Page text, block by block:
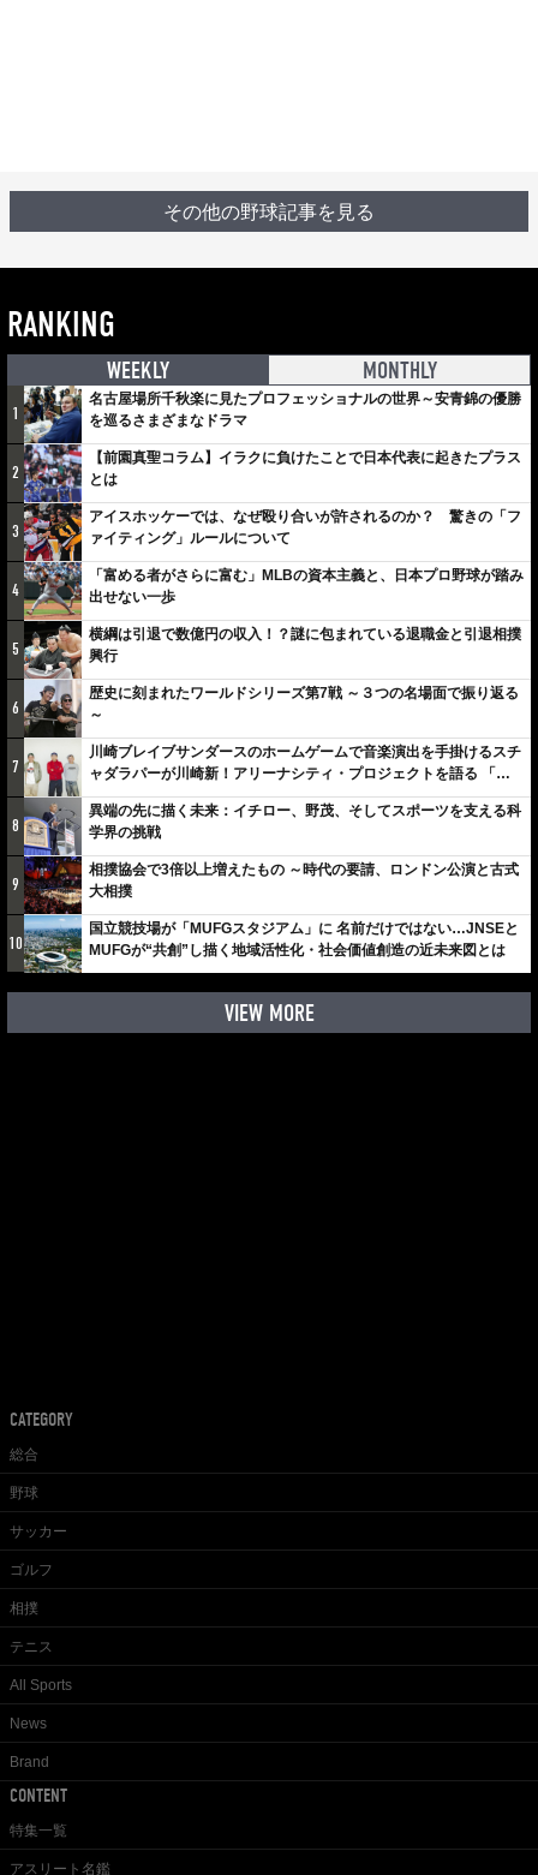
その他の野球記事を見る
RANKING
WEEKLY MONTHLY
1
名古屋場所千秋楽に見たプロフェッショナルの世界～安青錦の優勝
を巡るさまざまなドラマ
2
【前園真聖コラム】イラクに負けたことで日本代表に起きたプラス
とは
3
アイスホッケーでは、なぜ殴り合いが許されるのか？ 驚きの「フ
ァイティング」ルールについて
4
「富める者がさらに富む」MLBの資本主義と、日本プロ野球が踏み
出せない一歩
5
横綱は引退で数億円の収入！？謎に包まれている退職金と引退相撲
興行
6
歴史に刻まれたワールドシリーズ第7戦 ～３つの名場面で振り返る
～
7
川崎ブレイブサンダースのホームゲームで音楽演出を手掛けるスチ
ャダラパーが川崎新！アリーナシティ・プロジェクトを語る 「楽
しみでしかないでしょ。川崎は、ずっと成長曲線だから」
8
異端の先に描く未来：イチロー、野茂、そしてスポーツを支える科
学界の挑戦
9
相撲協会で3倍以上増えたもの ～時代の要請、ロンドン公演と古式
大相撲
10
国立競技場が「MUFGスタジアム」に 名前だけではない…JNSEと
MUFGが“共創”し描く地域活性化・社会価値創造の近未来図とは
VIEW MORE
CATEGORY
総合
野球
サッカー
ゴルフ
相撲
テニス
All Sports
News
Brand
CONTENT
特集一覧
アスリート名鑑